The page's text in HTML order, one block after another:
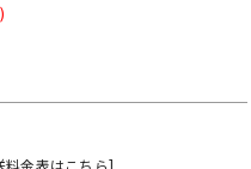
料金表はこちら]